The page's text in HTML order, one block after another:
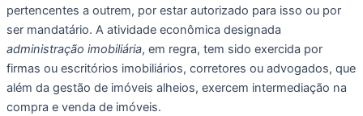
pertencentes a outrem, por estar autorizado para isso ou por
administração imobiliária, em regra, tem sido exercida por
firmas ou escritórios imobiliários, corretores ou advogados, que
além da gestão de imóveis alheios, exercem intermediação na
compra e venda de imóveis.